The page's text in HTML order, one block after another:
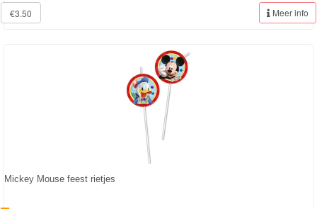
€3.50 Meer info
Mickey Mouse feest rietjes